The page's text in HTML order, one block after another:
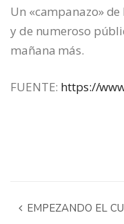
Un «campanazo»
y de numeroso
mañana más.
FUENTE: https://
EMPEZANDO EL